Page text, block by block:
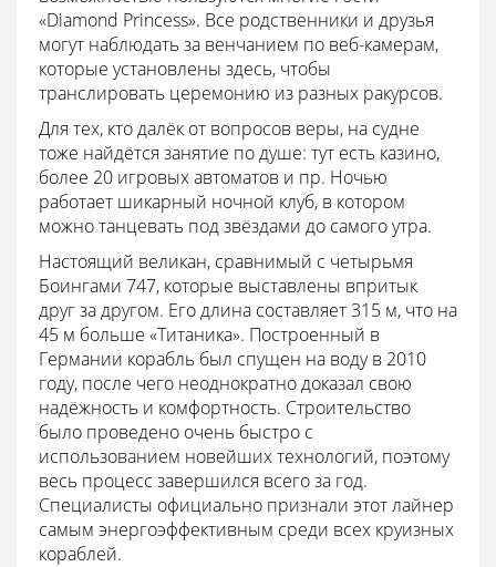
«Diamond Princess». Все родственники и друзья
могут наблюдать за венчанием по веб-камерам,
которые установлены здесь, чтобы
транслировать церемонию из разных ракурсов.
Для тех, кто далёк от вопросов веры, на судне
тоже найдётся занятие по душе: тут есть казино,
более 20 игровых автоматов и пр. Ночью
работает шикарный ночной клуб, в котором
можно танцевать под звёздами до самого утра.
Настоящий великан, сравнимый с четырьмя
Боингами 747, которые выставлены впритык
друг за другом. Его длина составляет 315 м, что на
45 м больше «Титаника». Построенный в
Германии корабль был спущен на воду в 2010
году, после чего неоднократно доказал свою
надёжность и комфортность. Строительство
было проведено очень быстро с
использованием новейших технологий, поэтому
весь процесс завершился всего за год.
Специалисты официально признали этот лайнер
самым энергоэффективным среди всех круизных
кораблей.